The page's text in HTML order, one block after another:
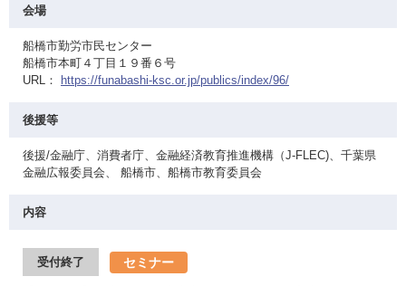
会場
船橋市勤労市民センター
船橋市本町４丁目１９番６号
URL：
https://funabashi-ksc.or.jp/publics/index/96/
後援等
後援/金融庁、消費者庁、金融経済教育推進機構（J-FLEC)、千葉県
金融広報委員会、 船橋市、船橋市教育委員会
内容
受付終了 セミナー